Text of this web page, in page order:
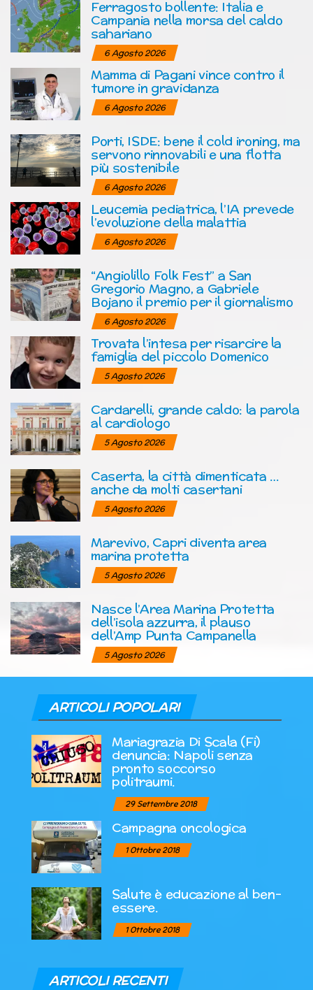
Ferragosto bollente: Italia e
Campania nella morsa del caldo
sahariano
6 Agosto 2026
Mamma di Pagani vince contro il
tumore in gravidanza
6 Agosto 2026
Porti, ISDE: bene il cold ironing, ma
servono rinnovabili e una flotta
più sostenibile
6 Agosto 2026
Leucemia pediatrica, l’IA prevede
l’evoluzione della malattia
6 Agosto 2026
“Angiolillo Folk Fest” a San
Gregorio Magno, a Gabriele
Bojano il premio per il giornalismo
6 Agosto 2026
Trovata l’intesa per risarcire la
famiglia del piccolo Domenico
5 Agosto 2026
Cardarelli, grande caldo: la parola
al cardiologo
5 Agosto 2026
Caserta, la città dimenticata …
anche da molti casertani
5 Agosto 2026
Marevivo, Capri diventa area
marina protetta
5 Agosto 2026
Nasce l’Area Marina Protetta
dell’isola azzurra, il plauso
dell’Amp Punta Campanella
5 Agosto 2026
ARTICOLI POPOLARI
Mariagrazia Di Scala (Fi)
denuncia: Napoli senza
pronto soccorso
politraumi.
29 Settembre 2018
Campagna oncologica
1 Ottobre 2018
Salute è educazione al ben-
essere.
1 Ottobre 2018
ARTICOLI RECENTI